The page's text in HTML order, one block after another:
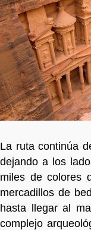
La ruta continúa
dejando a los
miles de colores
mercadillos de
hasta llegar al
complejo